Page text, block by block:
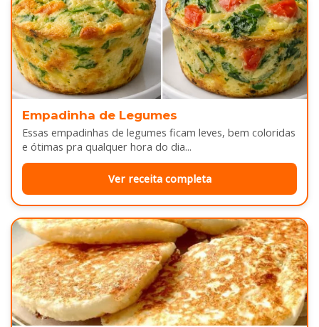
Empadinha de Legumes
Essas empadinhas de legumes ficam leves, bem coloridas
e ótimas pra qualquer hora do dia...
Ver receita completa